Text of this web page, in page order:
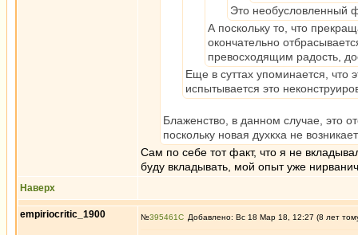
Это необусловленный
А поскольку то, что
окончательно
превосходящим радость,
Еще в суттах упоминается,
испытывается это
Блаженство, в данном случае, это
поскольку новая духкха не
Сам по себе тот факт, что я не
буду вкладывать, мой опыт уже
Наверх
empiriocritic_1900 №395461 Добавлено: Вс 18 Мар 18, 12:27 (8 лет